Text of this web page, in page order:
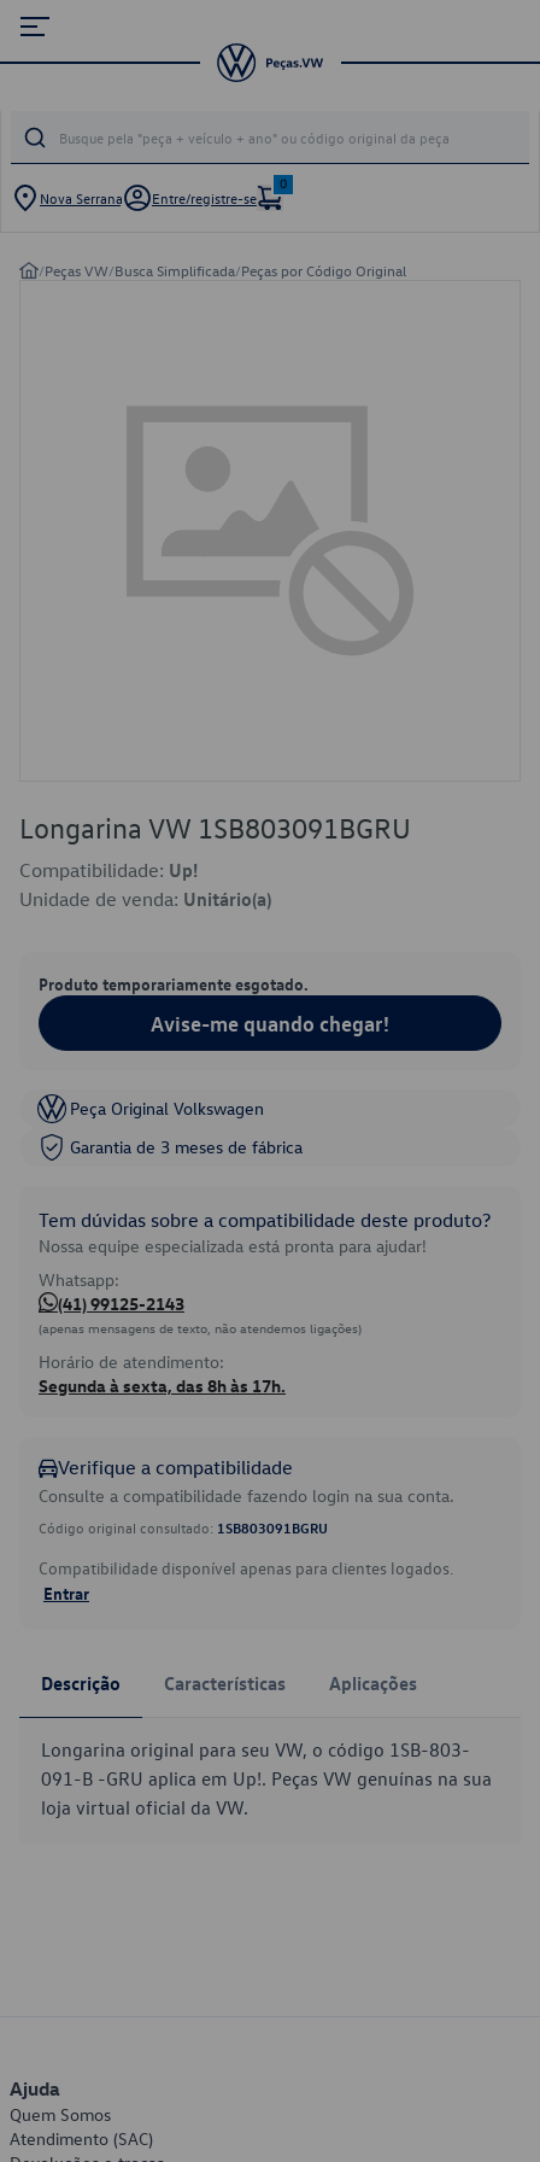
Nova Serrana Entre/registre-se
0
/Peças VW/Busca Simplificada/Peças por Código Original
Longarina VW 1SB803091BGRU
Compatibilidade: Up!
Unidade de venda: Unitário(a)
Produto temporariamente esgotado.
Avise-me quando chegar!
Peça Original Volkswagen
Garantia de 3 meses de fábrica
Tem dúvidas sobre a compatibilidade deste produto?
Nossa equipe especializada está pronta para ajudar!
Whatsapp:
(41) 99125-2143
(apenas mensagens de texto, não atendemos ligações)
Horário de atendimento:
Segunda à sexta, das 8h às 17h.
Verifique a compatibilidade
Consulte a compatibilidade fazendo login na sua conta.
Código original consultado: 1SB803091BGRU
Compatibilidade disponível apenas para clientes logados.
Entrar
Descrição Características Aplicações
Longarina original para seu VW, o código 1SB-803-
091-B -GRU aplica em Up!. Peças VW genuínas na sua
loja virtual oficial da VW.
Ajuda
Quem Somos
Atendimento (SAC)